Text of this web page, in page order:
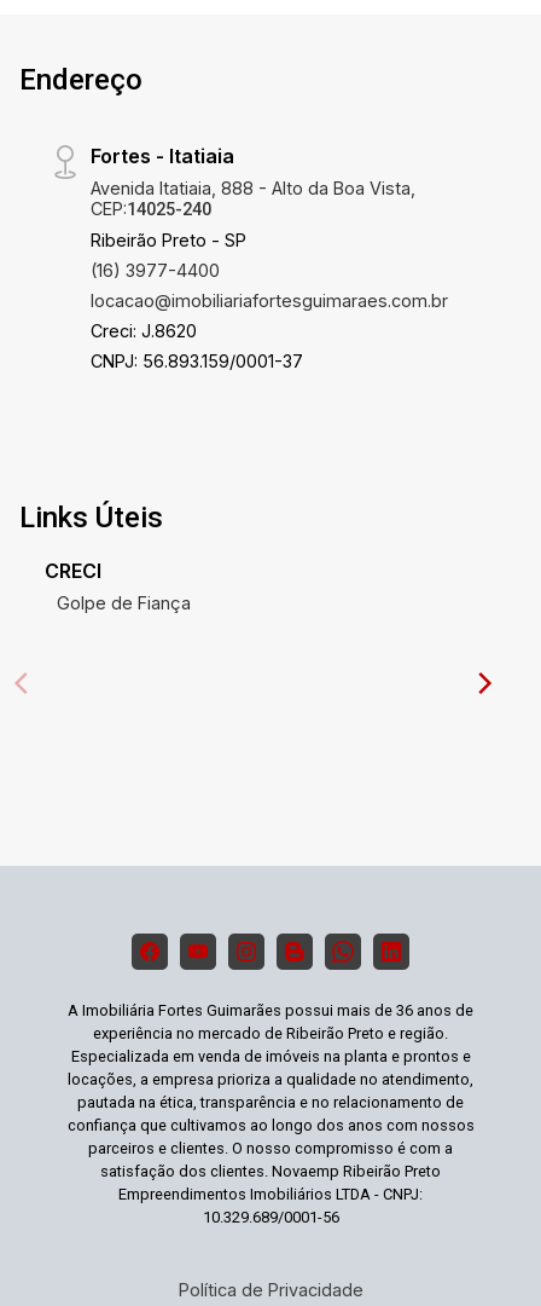
Endereço
Fortes - Itatiaia
Avenida Itatiaia, 888 - Alto da Boa Vista,
CEP:14025-240
Ribeirão Preto - SP
(16) 3977-4400
locacao@imobiliariafortesguimaraes.com.br
Creci: J.8620
CNPJ: 56.893.159/0001-37
Links Úteis
CRECI
Golpe de Fiança
A Imobiliária Fortes Guimarães possui mais de 36 anos de
experiência no mercado de Ribeirão Preto e região.
Especializada em venda de imóveis na planta e prontos e
locações, a empresa prioriza a qualidade no atendimento,
pautada na ética, transparência e no relacionamento de
confiança que cultivamos ao longo dos anos com nossos
parceiros e clientes. O nosso compromisso é com a
satisfação dos clientes. Novaemp Ribeirão Preto
Empreendimentos Imobiliários LTDA - CNPJ:
10.329.689/0001-56
Política de Privacidade